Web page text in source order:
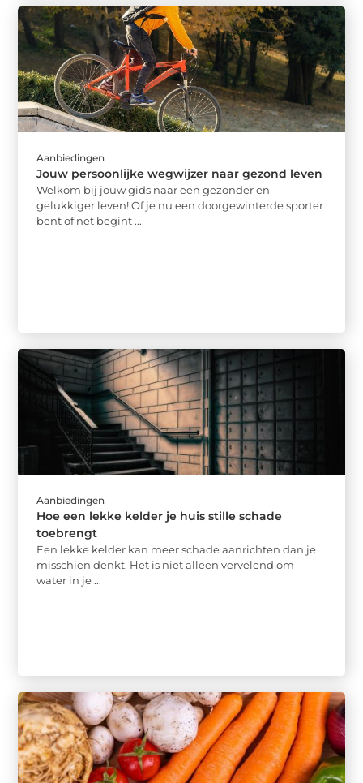
Aanbiedingen
Jouw persoonlijke wegwijzer naar gezond leven
Welkom bij jouw gids naar een gezonder en
gelukkiger leven! Of je nu een doorgewinterde sporter
bent of net begint ...
Aanbiedingen
Hoe een lekke kelder je huis stille schade
toebrengt
Een lekke kelder kan meer schade aanrichten dan je
misschien denkt. Het is niet alleen vervelend om
water in je ...